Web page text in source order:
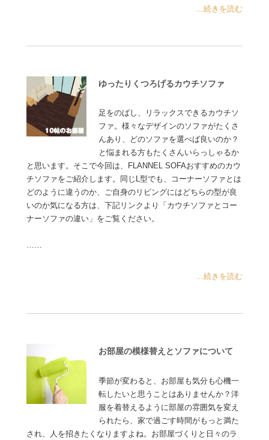
...続きを読む
ゆったりくつろげるカウチソファ
足をのばし、リラックスできるカウチソ
ファ。様々なデザインのソファがたくさ
んあり、どのソファを選べば良いのか？
と悩まれる方もたくさんいらっしゃるか
と思います。そこで今回は、FLANNEL SOFAおすすめのカウ
チソファをご紹介します。同じL型でも、コーナーソファとは
どのように違うのか、ご自身のリビングにはどちらの型が良
いのか気になる方は、下記リンクより「カウチソファとコー
ナーソファの違い」をご覧ください。
……
...続きを読む
お部屋の模様替えとソファについて
季節が変わると、お部屋も気分も心機一
転したいと思うことはありませんか？洋
服を着替えるように部屋の雰囲気を変え
られたら、家で過ごす時間がもっと満た
され、人を招きたくなりますよね。お部屋づくりと日々のラ